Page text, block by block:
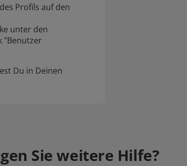
Profils auf den
unter den
"Benutzer
Du in Deinen
Sie weitere Hilfe?